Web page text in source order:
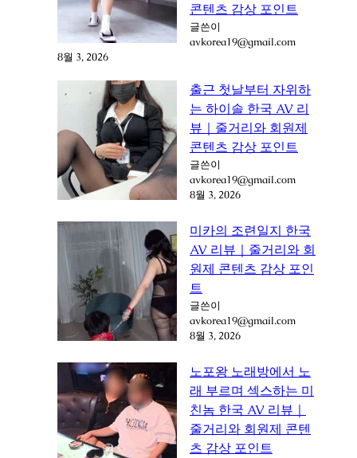
콘텐츠 감상 포인트
글쓴이
avkorea19@gmail.com
8월 3, 2026
출근 첫날부터 자위하
는 하이솔 한국 AV 리
뷰｜줄거리와 회원제
콘텐츠 감상 포인트
글쓴이
avkorea19@gmail.com
8월 3, 2026
미카의 조련일지 한국
AV 리뷰｜줄거리와 회
원제 콘텐츠 감상 포인
트
글쓴이
avkorea19@gmail.com
8월 3, 2026
노포왕 노래방에서 노
래 부르며 섹스하는 미
친놈 한국 AV 리뷰｜
줄거리와 회원제 콘텐
츠 감상 포인트